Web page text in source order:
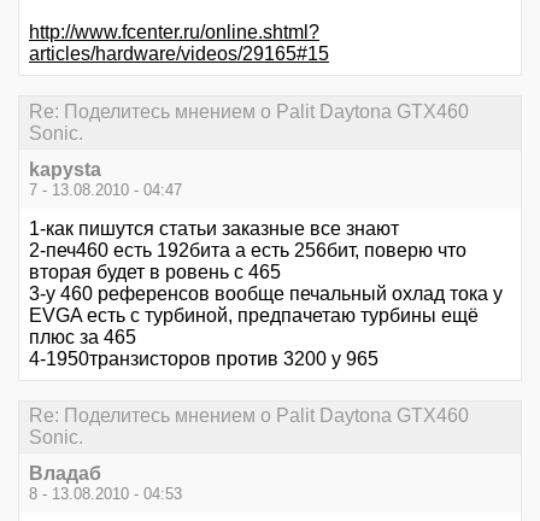
http://www.fcenter.ru/online.shtml?
articles/hardware/videos/29165#15
Re: Поделитесь мнением о Palit Daytona GTX460
Sonic.
kapysta
7 - 13.08.2010 - 04:47
1-как пишутся статьи заказные все знают
2-печ460 есть 192бита а есть 256бит, поверю что
вторая будет в ровень с 465
3-у 460 референсов вообще печальный охлад тока у
EVGA есть с турбиной, предпачетаю турбины ещё
плюс за 465
4-1950транзисторов против 3200 у 965
Re: Поделитесь мнением о Palit Daytona GTX460
Sonic.
Владаб
8 - 13.08.2010 - 04:53